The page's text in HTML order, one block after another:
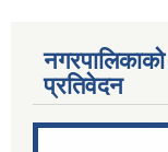
प्रतिवेदन